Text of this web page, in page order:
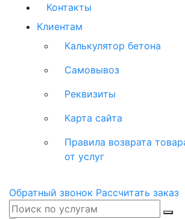
Контакты
Клиентам
Калькулятор бетона
Самовывоз
Реквизиты
Карта сайта
Правила возврата
от услуг
Обратный звонок Рассчитать заказ